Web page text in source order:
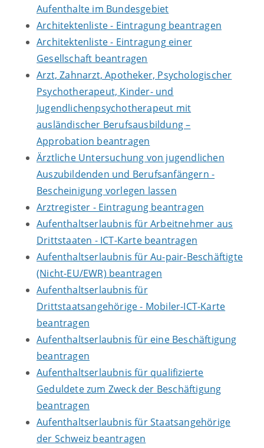
Aufenthalte im Bundesgebiet
Architektenliste - Eintragung beantragen
Architektenliste - Eintragung einer
Gesellschaft beantragen
Arzt, Zahnarzt, Apotheker, Psychologischer
Psychotherapeut, Kinder- und
Jugendlichenpsychotherapeut mit
ausländischer Berufsausbildung –
Approbation beantragen
Ärztliche Untersuchung von jugendlichen
Auszubildenden und Berufsanfängern -
Bescheinigung vorlegen lassen
Arztregister - Eintragung beantragen
Aufenthaltserlaubnis für Arbeitnehmer aus
Drittstaaten - ICT-Karte beantragen
Aufenthaltserlaubnis für Au-pair-Beschäftigte
(Nicht-EU/EWR) beantragen
Aufenthaltserlaubnis für
Drittstaatsangehörige - Mobiler-ICT-Karte
beantragen
Aufenthaltserlaubnis für eine Beschäftigung
beantragen
Aufenthaltserlaubnis für qualifizierte
Geduldete zum Zweck der Beschäftigung
beantragen
Aufenthaltserlaubnis für Staatsangehörige
der Schweiz beantragen